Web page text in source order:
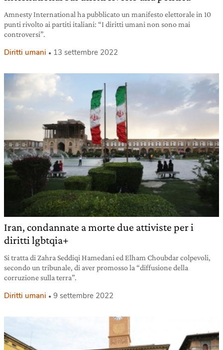
Amnesty International ha pubblicato un manifesto elettorale in 10
punti rivolto ai partiti italiani: “I diritti umani non sono mai
controversi”.
Diritti umani 13 settembre 2022
Iran, condannate a morte due attiviste per i
diritti lgbtqia+
Si tratta di Zahra Seddiqi Hamedani ed Elham Choubdar colpevoli,
secondo un tribunale, di aver promosso la “diffusione della
corruzione sulla terra”.
Diritti umani 9 settembre 2022